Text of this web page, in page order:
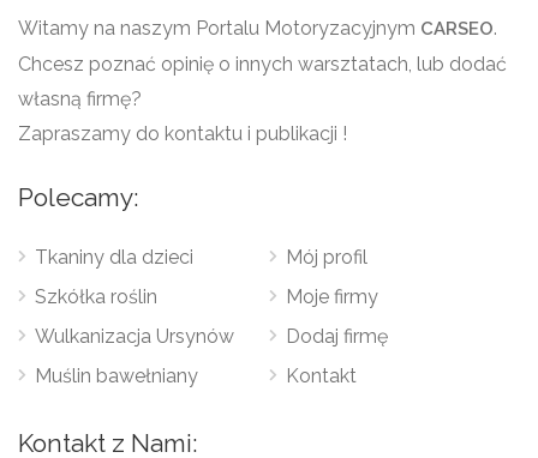
Witamy na naszym Portalu Motoryzacyjnym CARSEO.
Chcesz poznać opinię o innych warsztatach, lub dodać
własną firmę?
Zapraszamy do kontaktu i publikacji !
Polecamy:
Tkaniny dla dzieci
Szkółka roślin
Wulkanizacja Ursynów
Muślin bawełniany
Mój profil
Moje firmy
Dodaj firmę
Kontakt
Kontakt z Nami: